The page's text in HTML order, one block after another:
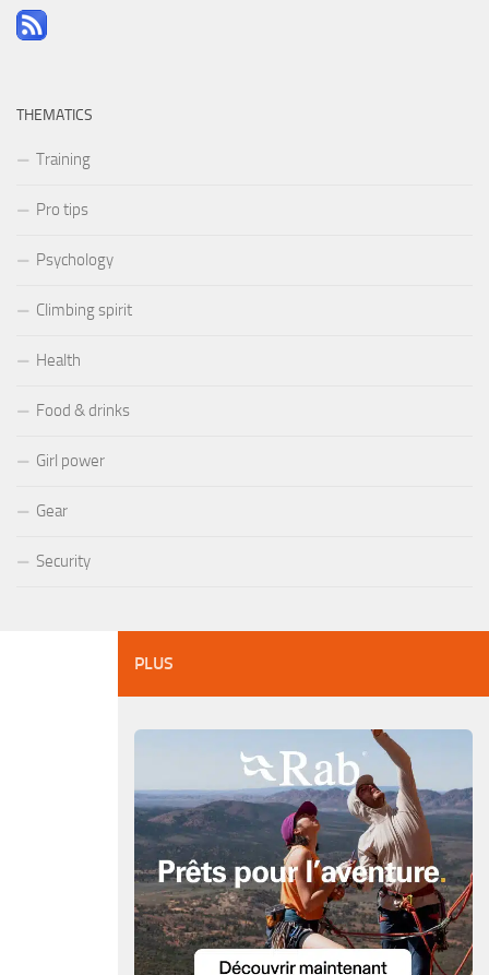
THEMATICS
Training
Pro tips
Psychology
Climbing spirit
Health
Food & drinks
Girl power
Gear
Security
PLUS